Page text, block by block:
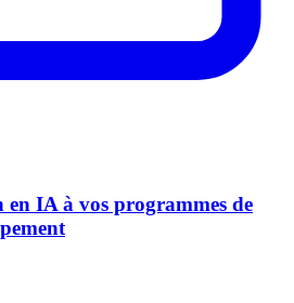
IA à vos programmes de